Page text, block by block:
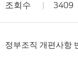
조회수 3409
정부조직 개편사항